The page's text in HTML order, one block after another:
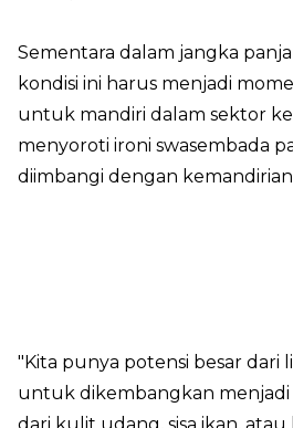
Sementara dalam jangka
kondisi ini harus menjadi
untuk mandiri dalam sektor
menyoroti ironi swasembada
diimbangi dengan
"Kita punya potensi besar dari
untuk dikembangkan menjadi